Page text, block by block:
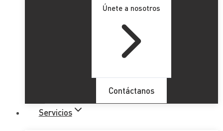
Únete a nosotros
Contáctanos
Servicios